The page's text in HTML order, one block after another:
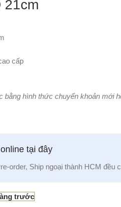
21cm
cấp
bằng hình thức chuyển khoản mới
tại đây
order, Ship ngoại thành HCM đều
trước